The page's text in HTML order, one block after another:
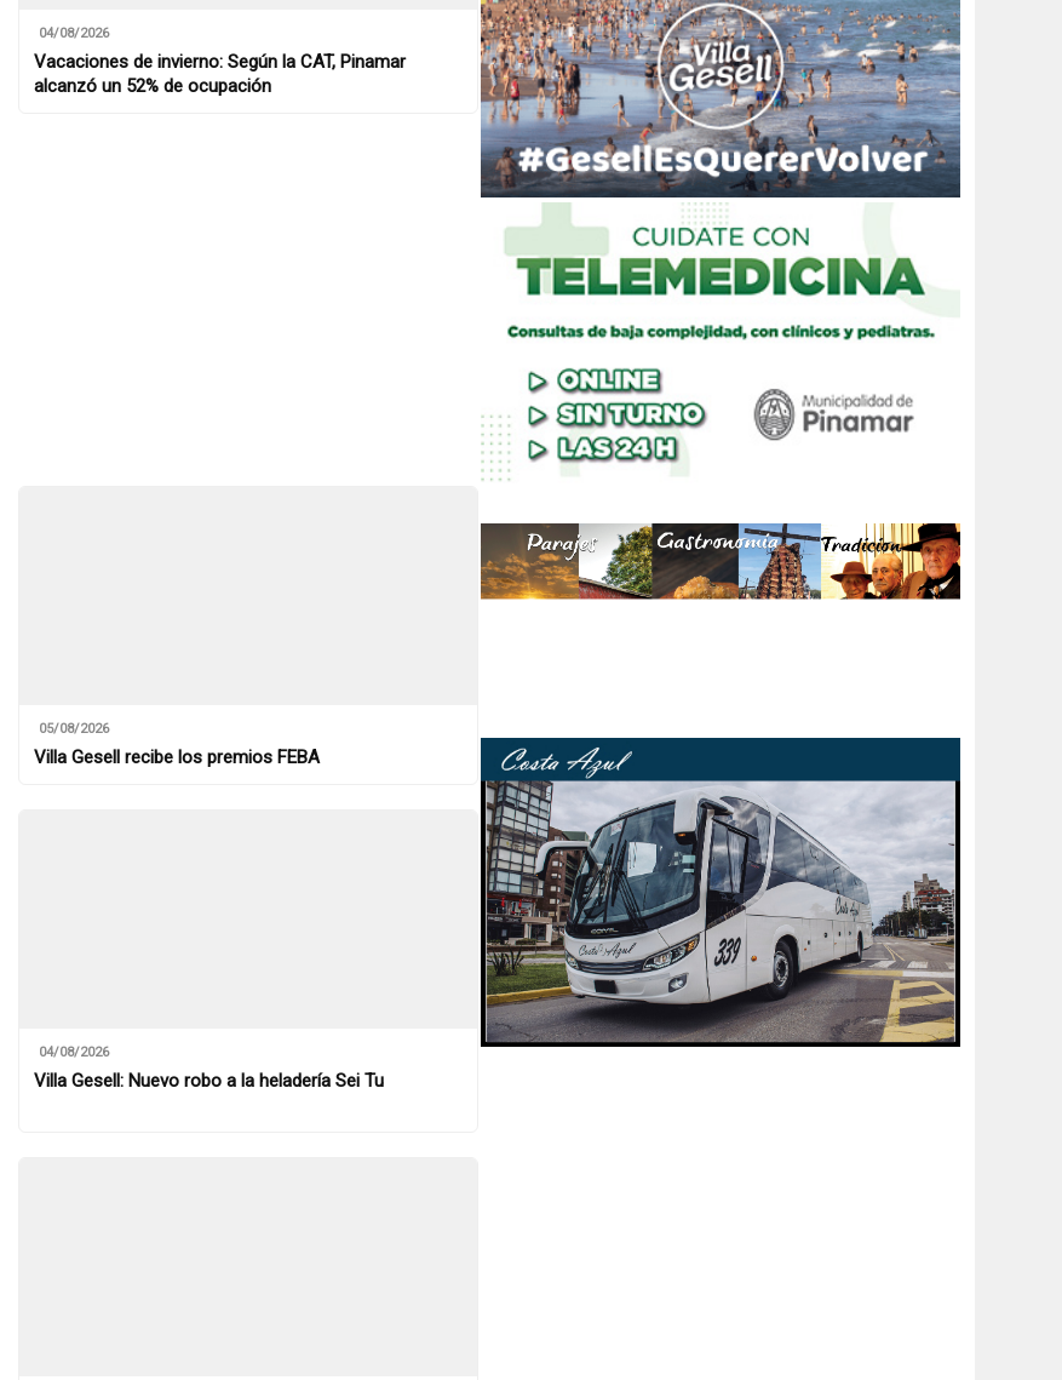
04/08/2026
Vacaciones de invierno: Según la CAT, Pinamar
alcanzó un 52% de ocupación
05/08/2026
Villa Gesell recibe los premios FEBA
04/08/2026
Villa Gesell: Nuevo robo a la heladería Sei Tu